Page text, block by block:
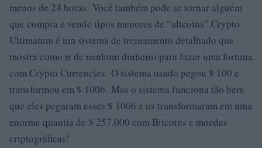
menos de 24 horas. Você também pode se tornar alguém
que compra e vende tipos menores de “altcoins”.Crypto
Ultimatum é um sistema de treinamento detalhado que
mostra como ir de nenhum dinheiro para fazer uma fortuna
com Crypto Currencies. O sistema usado pegou $ 100 e
transformou em $ 1006. Mas o sistema funciona tão bem
que eles pegaram esses $ 1006 e os transformaram em uma
enorme quantia de $ 257.000 com Bitcoins e moedas
criptográficas!